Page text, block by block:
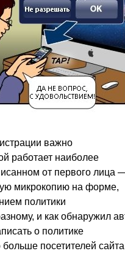
важно
работает наиболее
от первого лица
микрокопию на форме,
политики
и как обнаружил
о политике
посетителей сайта